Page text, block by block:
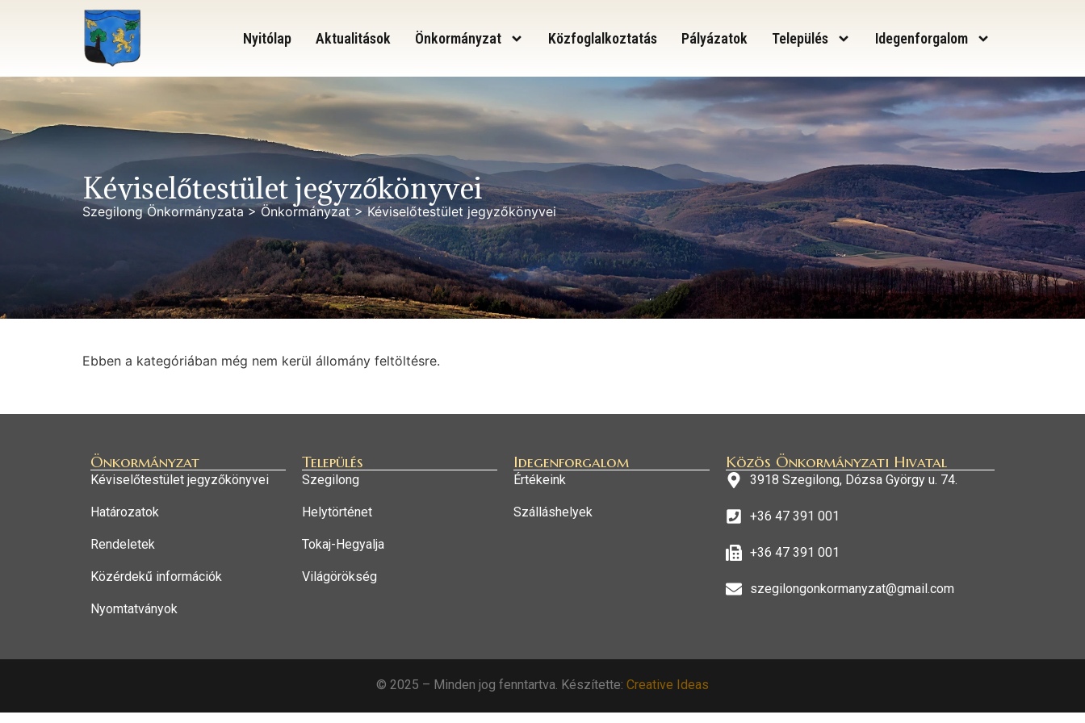
Nyitólap Aktualitások Önkormányzat Közfoglalkoztatás Pályázatok Település Idegenforgalom
Kéviselőtestület jegyzőkönyvei
Szegilong Önkormányzata>Önkormányzat> Kéviselőtestület jegyzőkönyvei
Ebben a kategóriában még nem kerül állomány feltöltésre.
Önkormányzat
Kéviselőtestület jegyzőkönyvei
Határozatok
Rendeletek
Közérdekű információk
Nyomtatványok
Település
Szegilong
Helytörténet
Tokaj-Hegyalja
Világörökség
Idegenforgalom
Értékeink
Szálláshelyek
Közös Önkormányzati Hivatal
3918 Szegilong, Dózsa György u. 74.
+36 47 391 001
+36 47 391 001
szegilongonkormanyzat@gmail.com
© 2025 – Minden jog fenntartva. Készítette: Creative Ideas